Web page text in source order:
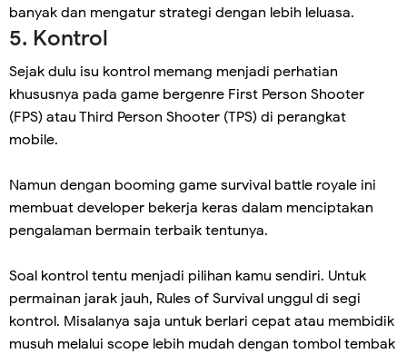
banyak dan mengatur strategi dengan lebih leluasa.
5. Kontrol
Sejak dulu isu kontrol memang menjadi perhatian
khususnya pada game bergenre First Person Shooter
(FPS) atau Third Person Shooter (TPS) di perangkat
mobile.
Namun dengan booming game survival battle royale ini
membuat developer bekerja keras dalam menciptakan
pengalaman bermain terbaik tentunya.
Soal kontrol tentu menjadi pilihan kamu sendiri. Untuk
permainan jarak jauh, Rules of Survival unggul di segi
kontrol. Misalanya saja untuk berlari cepat atau membidik
musuh melalui scope lebih mudah dengan tombol tembak